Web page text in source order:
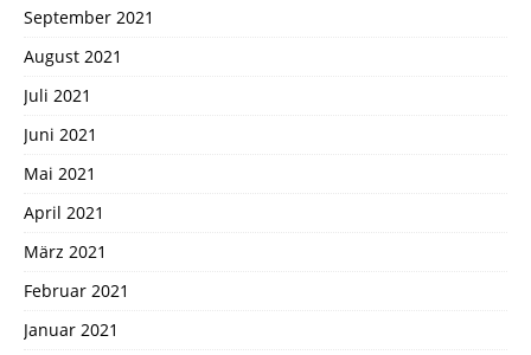
September 2021
August 2021
Juli 2021
Juni 2021
Mai 2021
April 2021
März 2021
Februar 2021
Januar 2021